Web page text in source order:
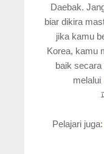
Daebak.
biar dikira
jika kamu
Korea, kamu
baik secara
melalui
Pelajari juga: